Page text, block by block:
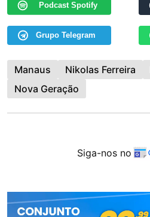
Podcast Spotify
Grupo Telegram
Manaus Nikolas Ferreira
Nova Geração
Siga-nos no